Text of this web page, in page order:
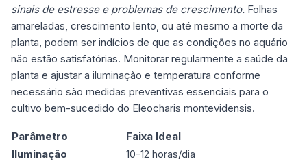
sinais de estresse e problemas de crescimento. Folhas
amareladas, crescimento lento, ou até mesmo a morte da
planta, podem ser indícios de que as condições no aquário
não estão satisfatórias. Monitorar regularmente a saúde da
planta e ajustar a iluminação e temperatura conforme
necessário são medidas preventivas essenciais para o
cultivo bem-sucedido do Eleocharis montevidensis.
Parâmetro
Faixa Ideal
Iluminação
10-12 horas/dia